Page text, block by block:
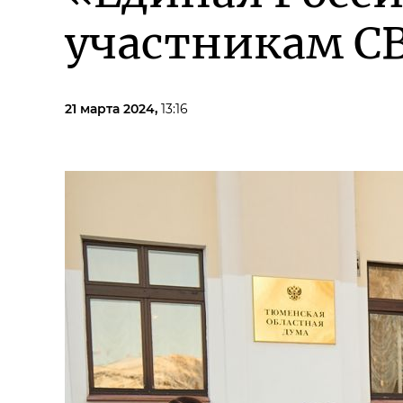
участникам
21 марта 2024, 13:16